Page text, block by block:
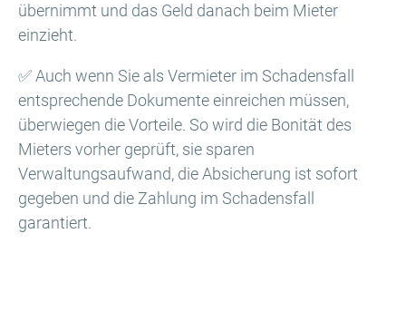
übernimmt und das Geld danach beim Mieter
einzieht.
✅ Auch wenn Sie als Vermieter im Schadensfall
entsprechende Dokumente einreichen müssen,
überwiegen die Vorteile. So wird die Bonität des
Mieters vorher geprüft, sie sparen
Verwaltungsaufwand, die Absicherung ist sofort
gegeben und die Zahlung im Schadensfall
garantiert.